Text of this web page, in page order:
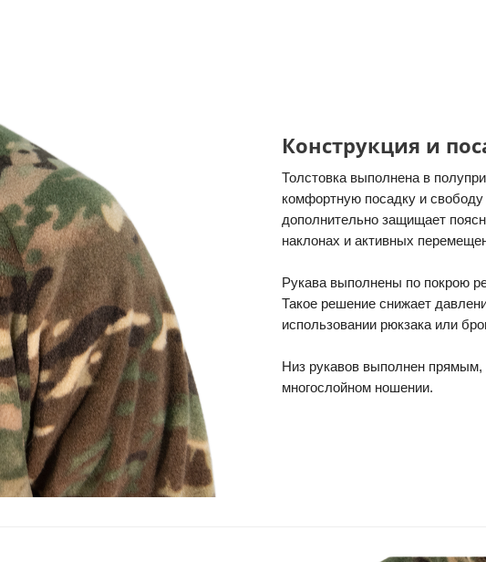
Конструкция и
Толстовка выполнена в
комфортную посадку и
дополнительно защищает
наклонах и активных
Рукава выполнены по покрою
Такое решение снижает
использовании рюкзака или
Низ рукавов выполнен
многослойном ношении.